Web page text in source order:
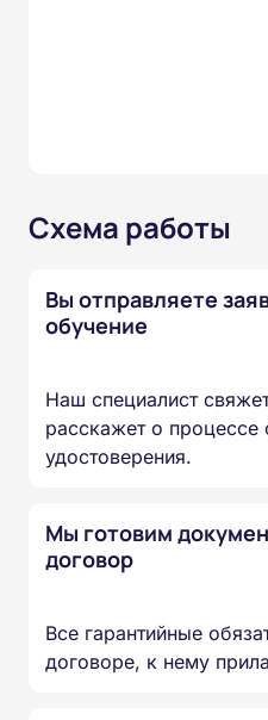
Схема работы
Вы отправляете
обучение
Наш специалист
расскажет о процессе
удостоверения.
Мы готовим
договор
Все гарантийные
договоре, к нему